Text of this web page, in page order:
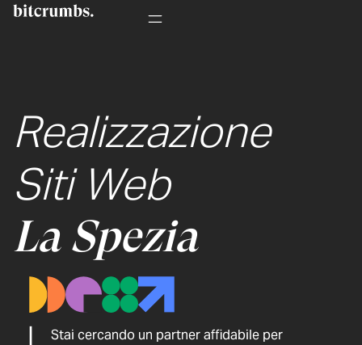
Realizzazione
Siti Web
La Spezia
Stai cercando un partner affidabile per